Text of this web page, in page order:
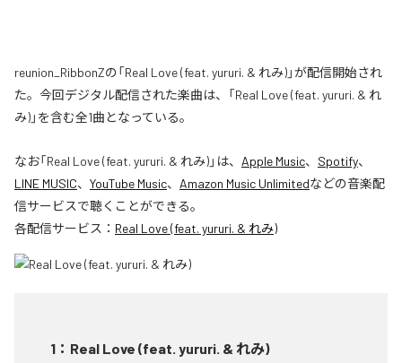
reunion_RibbonZの「Real Love (feat. yururi. & れみ)」が配信開始され
た。今回デジタル配信された楽曲は、「Real Love (feat. yururi. & れ
み)」を含む全1曲となっている。
なお「Real Love (feat. yururi. & れみ)」は、 Apple Music、 Spotify、
LINE MUSIC、 YouTube Music、 Amazon Music Unlimitedなどの音楽配
信サービスで聴くことができる。
各配信サービス： Real Love (feat. yururi. & れみ)
1 ： Real Love (feat. yururi. & れみ)